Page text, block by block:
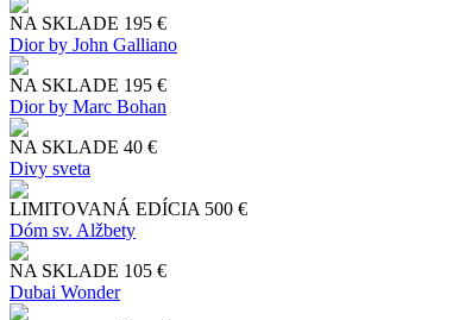
NA SKLADE 195 €
Dior by John Galliano
NA SKLADE 195 €
Dior by Marc Bohan
NA SKLADE 40 €
Divy sveta
LIMITOVANÁ EDÍCIA 500 €
Dóm sv. Alžbety
NA SKLADE 105 €
Dubai Wonder